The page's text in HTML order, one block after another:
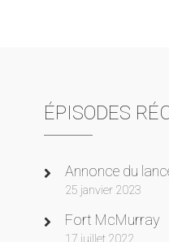
ÉPISODES
Annonce du
25 janvier 2023
Fort McMurray
17 juillet 2022